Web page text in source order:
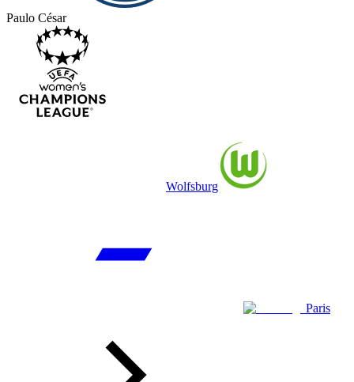
Paulo César
Wolfsburg
Paris